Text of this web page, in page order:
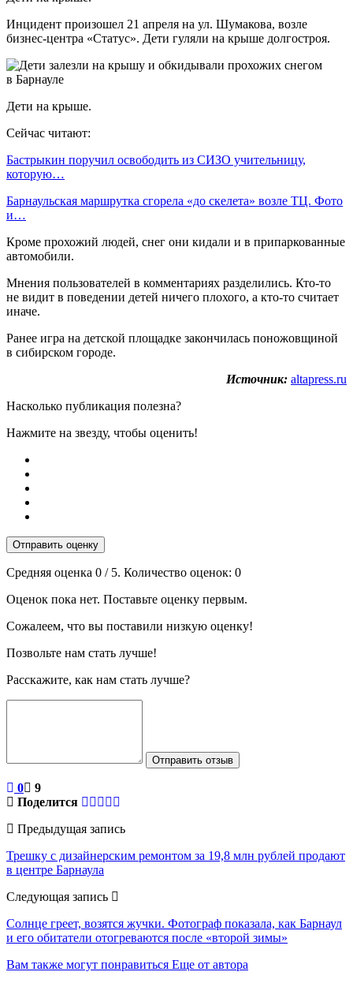
Инцидент произошел 21 апреля на ул. Шумакова, возле
бизнес-центра «Статус». Дети гуляли на крыше долгостроя.
Дети на крыше.
Сейчас читают:
Бастрыкин поручил освободить из СИЗО учительницу,
которую…
Барнаульская маршрутка сгорела «до скелета» возле ТЦ. Фото
и…
Кроме прохожий людей, снег они кидали и в припаркованные
автомобили.
Мнения пользователей в комментариях разделились. Кто-то
не видит в поведении детей ничего плохого, а кто-то считает
иначе.
Ранее игра на детской площадке закончилась поножовщиной
в сибирском городе.
Источник: altapress.ru
Насколько публикация полезна?
Нажмите на звезду, чтобы оценить!
Отправить оценку
Средняя оценка 0 / 5. Количество оценок: 0
Оценок пока нет. Поставьте оценку первым.
Сожалеем, что вы поставили низкую оценку!
Позвольте нам стать лучше!
Расскажите, как нам стать лучше?
Отправить отзыв
0
9
Поделится
Предыдущая запись
Трешку с дизайнерским ремонтом за 19,8 млн рублей продают
в центре Барнаула
Следующая запись
Солнце греет, возятся жучки. Фотограф показала, как Барнаул
и его обитатели отогреваются после «второй зимы»
Вам также могут понравиться Еще от автора